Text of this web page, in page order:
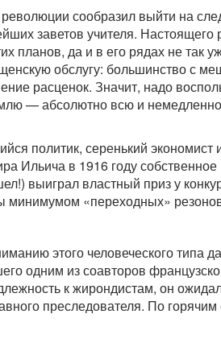
сообразил выйти на
заветов учителя. Настоящего
планов, да и в его рядах не так
обслугу: большинство с
расценок. Значит, надо
— абсолютно всю и
политик, серенький
Ильича в 1916 году
выиграл властный приз у
минимумом «переходных»
этого человеческого типа
одним из соавторов
к жирондистам, он
преследователя. По